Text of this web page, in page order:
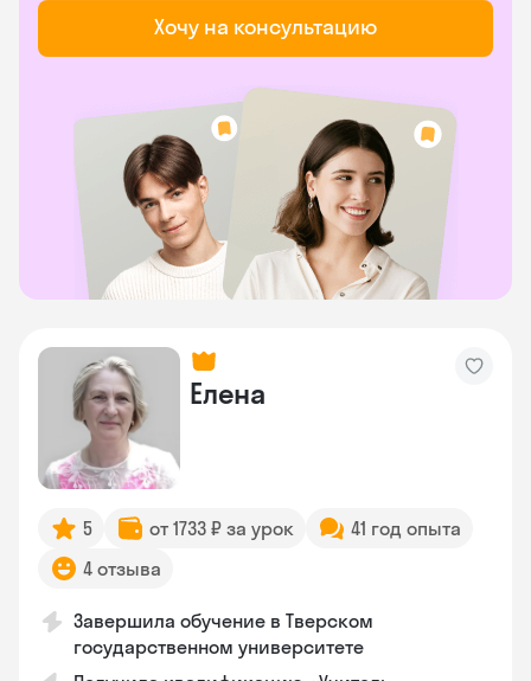
Хочу на консультацию
Елена
5 от 1733 ₽ за урок
41 год опыта
4 отзыва
Завершила обучение в Тверском
государственном университете